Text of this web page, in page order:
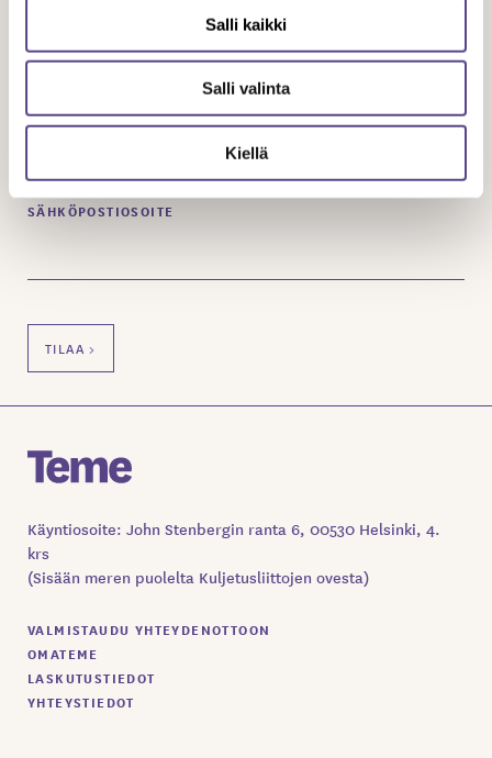
Salli kaikki
Salli valinta
Kiellä
SÄHKÖPOSTIOSOITE
Käyntiosoite: John Stenbergin ranta 6, 00530 Helsinki, 4.
krs
(Sisään meren puolelta Kuljetusliittojen ovesta)
VALMISTAUDU YHTEYDENOTTOON
OMATEME
LASKUTUSTIEDOT
YHTEYSTIEDOT